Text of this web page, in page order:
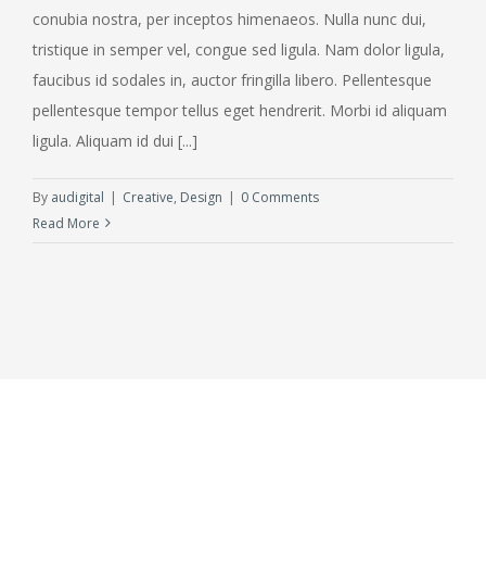
conubia nostra, per inceptos himenaeos. Nulla nunc dui,
tristique in semper vel, congue sed ligula. Nam dolor ligula,
faucibus id sodales in, auctor fringilla libero. Pellentesque
pellentesque tempor tellus eget hendrerit. Morbi id aliquam
ligula. Aliquam id dui [...]
By audigital | Creative, Design | 0 Comments
Read More